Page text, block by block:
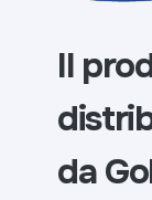
Il
da